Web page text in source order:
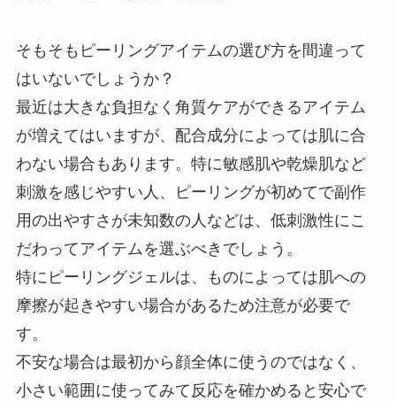
そもそもピーリングアイテムの選び方を間違って
はいないでしょうか？
最近は大きな負担なく角質ケアができるアイテム
が増えてはいますが、配合成分によっては肌に合
わない場合もあります。特に敏感肌や乾燥肌など
刺激を感じやすい人、ピーリングが初めてで副作
用の出やすさが未知数の人などは、低刺激性にこ
だわってアイテムを選ぶべきでしょう。
特にピーリングジェルは、ものによっては肌への
摩擦が起きやすい場合があるため注意が必要で
す。
不安な場合は最初から顔全体に使うのではなく、
小さい範囲に使ってみて反応を確かめると安心で